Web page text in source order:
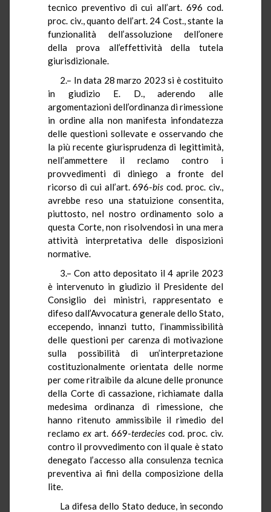
tecnico preventivo di cui all’art. 696 cod.
proc. civ., quanto dell’art. 24 Cost., stante la
funzionalità dell’assoluzione dell’onere
della prova all’effettività della tutela
giurisdizionale.
2.– In data 28 marzo 2023 si è costituito
in giudizio E. D., aderendo alle
argomentazioni dell’ordinanza di rimessione
in ordine alla non manifesta infondatezza
delle questioni sollevate e osservando che
la più recente giurisprudenza di legittimità,
nell’ammettere il reclamo contro i
provvedimenti di diniego a fronte del
ricorso di cui all’art. 696-bis cod. proc. civ.,
avrebbe reso una statuizione consentita,
piuttosto, nel nostro ordinamento solo a
questa Corte, non risolvendosi in una mera
attività interpretativa delle disposizioni
normative.
3.– Con atto depositato il 4 aprile 2023
è intervenuto in giudizio il Presidente del
Consiglio dei ministri, rappresentato e
difeso dall’Avvocatura generale dello Stato,
eccependo, innanzi tutto, l’inammissibilità
delle questioni per carenza di motivazione
sulla possibilità di un’interpretazione
costituzionalmente orientata delle norme
per come ritraibile da alcune delle pronunce
della Corte di cassazione, richiamate dalla
medesima ordinanza di rimessione, che
hanno ritenuto ammissibile il rimedio del
reclamo ex art. 669-terdecies cod. proc. civ.
contro il provvedimento con il quale è stato
denegato l’accesso alla consulenza tecnica
preventiva ai fini della composizione della
lite.
La difesa dello Stato deduce, in secondo